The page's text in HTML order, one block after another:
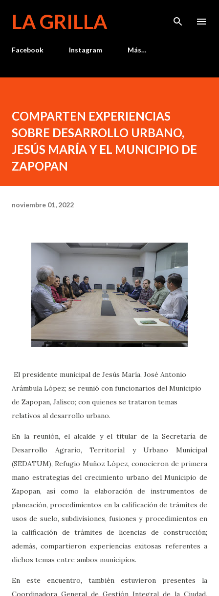
LA GRILLA
Facebook Instagram Más…
COMPARTEN EXPERIENCIAS
SOBRE DESARROLLO URBANO,
JESÚS MARÍA Y EL MUNICIPIO DE
ZAPOPAN
noviembre 01, 2022
El presidente municipal de Jesús María, José Antonio
Arámbula López; se reunió con funcionarios del Municipio
de Zapopan, Jalisco; con quienes se trataron temas
relativos al desarrollo urbano.
En la reunión, el alcalde y el titular de la Secretaría de
Desarrollo Agrario, Territorial y Urbano Municipal
(SEDATUM), Refugio Muñoz López, conocieron de primera
mano estrategias del crecimiento urbano del Municipio de
Zapopan, así como la elaboración de instrumentos de
planeación, procedimientos en la calificación de trámites de
usos de suelo, subdivisiones, fusiones y procedimientos en
la calificación de trámites de licencias de construcción;
además, compartieron experiencias exitosas referentes a
dichos temas entre ambos municipios.
En este encuentro, también estuvieron presentes la
Coordinadora General de Gestión Integral de la Ciudad,